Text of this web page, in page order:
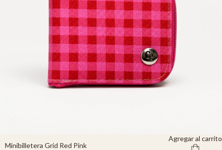
Minibilletera Grid Red Pink
Agregar al carrito